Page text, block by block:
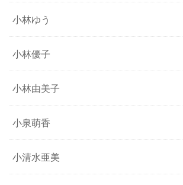
小林ゆう
小林優子
小林由美子
小泉萌香
小清水亜美